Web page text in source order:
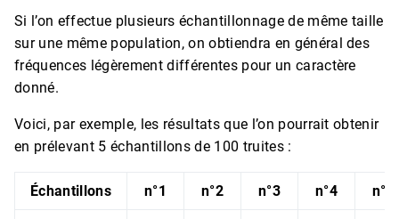
Si l’on effectue plusieurs échantillonnage de même taille
sur une même population, on obtiendra en général des
fréquences légèrement différentes pour un caractère
donné.
Voici, par exemple, les résultats que l’on pourrait obtenir
en prélevant 5 échantillons de 100 truites :
Échantillons n°1 n°2 n°3 n°4 n°5